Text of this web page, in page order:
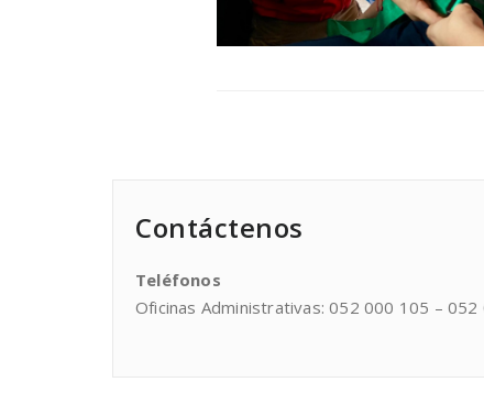
Contáctenos
Teléfonos
Oficinas Administrativas: 052 000 105 – 052